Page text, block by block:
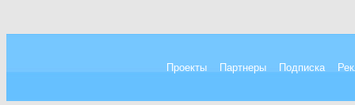
Проекты Партнеры Подписка